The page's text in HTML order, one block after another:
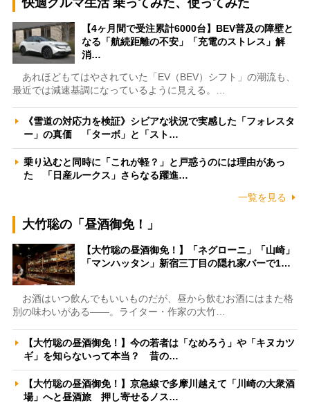
【4ヶ月間で受注累計6000台】BEV普及の障壁と
なる「航続距離の不安」「充電のストレス」解
消…
あれほどもてはやされていた「EV（BEV）シフト」の潮流も、
最近では減速基調になっているように見える。…
《雪道の対応力を検証》シビアな状況で実感した「フォレスタ
ー」の真価 「ターボ」と「スト…
乗り込むと同時に「これが軽？」と戸惑うのには理由があっ
た 「日産ルークス」さらなる躍進…
一覧を見る
大竹聡の「昼酒御免！」
【大竹聡の昼酒御免！】「ネグローニ」「山崎」
「マンハッタン」新宿三丁目の隠れ家バーで1…
お酒はいつ飲んでもいいものだが、昼から飲むお酒にはまた格
別の味わいがある――。ライター・作家の大竹…
【大竹聡の昼酒御免！】今の若者は「なめろう」や「キヌカツ
ギ」を知らないって本当？ 昔の…
【大竹聡の昼酒御免！】京急線で多摩川越えて「川崎の大衆酒
場」へと昼酒旅 押し寄せるノス…